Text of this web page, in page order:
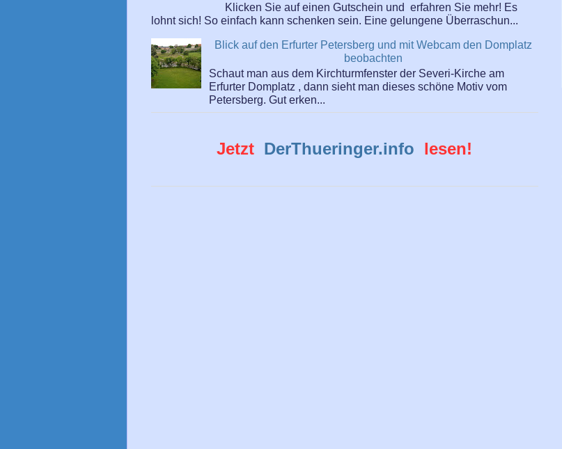
Klicken Sie auf einen Gutschein und erfahren Sie mehr! Es
lohnt sich! So einfach kann schenken sein. Eine gelungene Überraschun...
Blick auf den Erfurter Petersberg und mit Webcam den Domplatz
beobachten
Schaut man aus dem Kirchturmfenster der Severi-Kirche am
Erfurter Domplatz , dann sieht man dieses schöne Motiv vom
Petersberg. Gut erken...
Jetzt DerThueringer.info lesen!